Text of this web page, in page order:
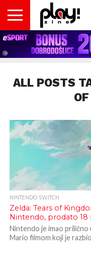
VESTI
MAGAZIN
PLAY!RETRO
PLAY!CAST
PLAY!CON
PLAY!BIZ
INSIDER
OPISI
IGARA
DOMAĆA
SCENA
INTERVJUI
GADGETS
FILM
& TV
KOLUMNE
ALL POSTS
NINTENDO SWITCH
Zelda: Tears of
Nintendo, prodato
Nintendo je imao prilično
Mario filmom koji je